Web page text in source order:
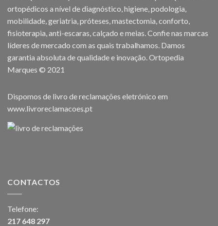
ortopédicos a nível de diagnóstico, higiene, podologia,
mobilidade, geriatria, próteses, mastectomia, conforto,
fisioterapia, anti-escaras, calçado e meias. Confie nas marcas
líderes de mercado com as quais trabalhamos. Damos
garantia absoluta de qualidade e inovação. Ortopedia
Marques © 2021
Dispomos de livro de reclamações eletrónico em
www.livroreclamacoes.pt
CONTACTOS
Telefone:
217 648 297